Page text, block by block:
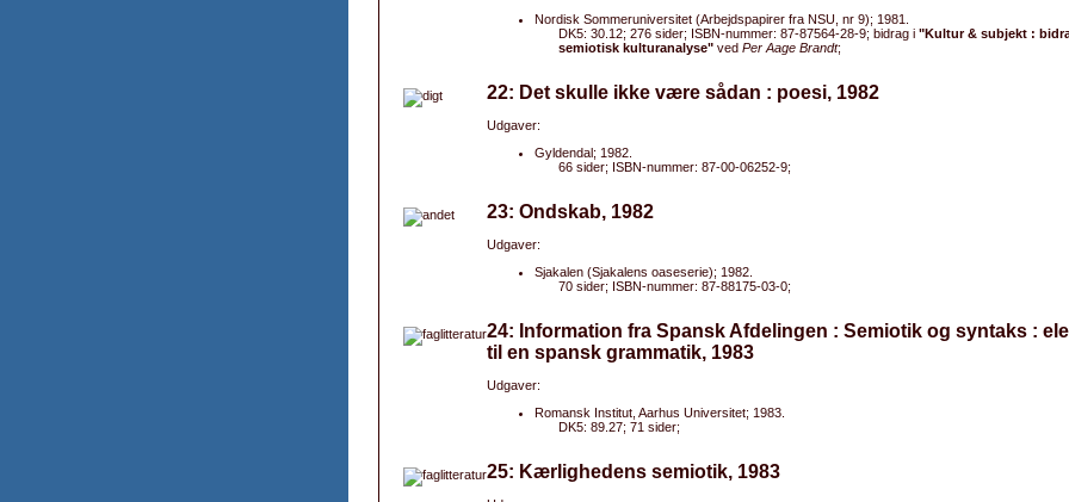
Nordisk Sommeruniversitet (Arbejdspapirer fra NSU, nr 9); 1981.
DK5: 30.12; 276 sider; ISBN-nummer: 87-87564-28-9; bidrag i "Kultur & subjekt :
semiotisk kulturanalyse" ved Per Aage Brandt;
22: Det skulle ikke være sådan : poesi, 1982
Udgaver:
Gyldendal; 1982.
66 sider; ISBN-nummer: 87-00-06252-9;
23: Ondskab, 1982
Udgaver:
Sjakalen (Sjakalens oaseserie); 1982.
70 sider; ISBN-nummer: 87-88175-03-0;
24: Information fra Spansk Afdelingen : Semiotik og syntaks :
til en spansk grammatik, 1983
Udgaver:
Romansk Institut, Aarhus Universitet; 1983.
DK5: 89.27; 71 sider;
25: Kærlighedens semiotik, 1983